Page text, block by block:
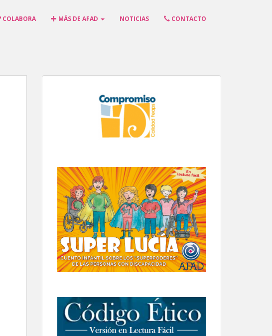
COLABORA MÁS DE AFAD NOTICIAS CONTACTO